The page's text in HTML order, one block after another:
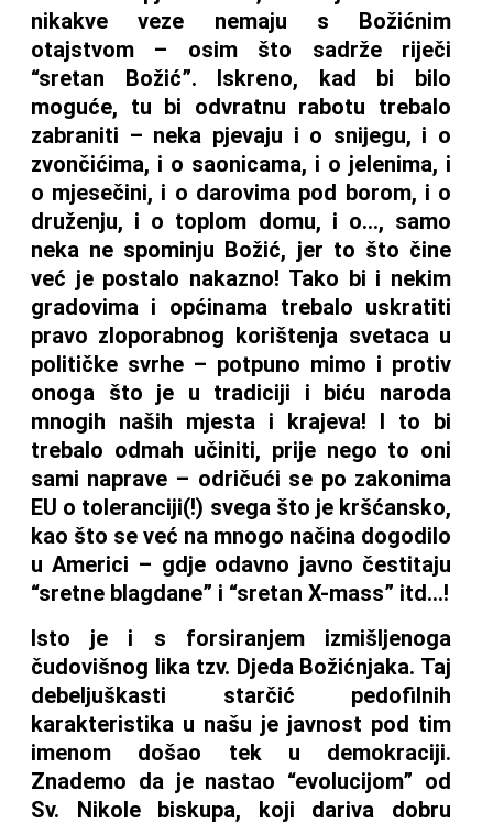
nikakve veze nemaju s Božićnim
otajstvom – osim što sadrže riječi
“sretan Božić”. Iskreno, kad bi bilo
moguće, tu bi odvratnu rabotu trebalo
zabraniti – neka pjevaju i o snijegu, i o
zvončićima, i o saonicama, i o jelenima, i
o mjesečini, i o darovima pod borom, i o
druženju, i o toplom domu, i o…, samo
neka ne spominju Božić, jer to što čine
već je postalo nakazno! Tako bi i nekim
gradovima i općinama trebalo uskratiti
pravo zloporabnog korištenja svetaca u
političke svrhe – potpuno mimo i protiv
onoga što je u tradiciji i biću naroda
mnogih naših mjesta i krajeva! I to bi
trebalo odmah učiniti, prije nego to oni
sami naprave – odričući se po zakonima
EU o toleranciji(!) svega što je kršćansko,
kao što se već na mnogo načina dogodilo
u Americi – gdje odavno javno čestitaju
“sretne blagdane” i “sretan X-mass” itd…!
Isto je i s forsiranjem izmišljenoga
čudovišnog lika tzv. Djeda Božićnjaka. Taj
debeljuškasti starčić pedofilnih
karakteristika u našu je javnost pod tim
imenom došao tek u demokraciji.
Znademo da je nastao “evolucijom” od
Sv. Nikole biskupa, koji dariva dobru